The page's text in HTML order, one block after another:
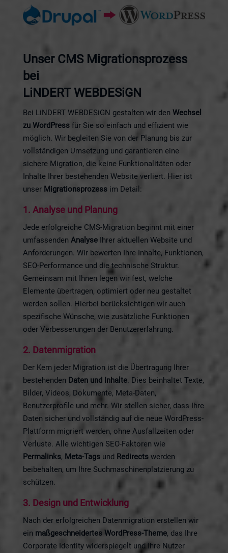
Unser CMS Migrationsprozess
bei
LiNDERT WEBDESiGN
Bei LiNDERT WEBDESiGN gestalten wir den Wechsel
zu WordPressfür Sie so einfach und effizient wie
möglich. Wir begleiten Sie von der Planung bis zur
vollständigen Umsetzung und garantieren eine
sichere Migration, die keine Funktionalitäten oder
Inhalte Ihrer bestehenden Website verliert. Hier ist
unser Migrationsprozessim Detail:
1. Analyse und Planung
Jede erfolgreiche CMS-Migration beginnt mit einer
umfassenden AnalyseIhrer aktuellen Website und
Anforderungen. Wir bewerten Ihre Inhalte, Funktionen,
SEO-Performance und die technische Struktur.
Gemeinsam mit Ihnen legen wir fest, welche
Elemente übertragen, optimiert oder neu gestaltet
werden sollen. Hierbei berücksichtigen wir auch
spezifische Wünsche, wie zusätzliche Funktionen
oder Verbesserungen der Benutzererfahrung.
2. Datenmigration
Der Kern jeder Migration ist die Übertragung Ihrer
bestehenden Daten und Inhalte. Dies beinhaltet Texte,
Bilder, Videos, Dokumente, Meta-Daten,
Benutzerprofile und mehr. Wir stellen sicher, dass Ihre
Daten sicher und vollständig auf die neue WordPress-
Plattform migriert werden, ohne Ausfallzeiten oder
Verluste. Alle wichtigen SEO-Faktoren wie
Permalinks, Meta-Tagsund Redirectswerden
beibehalten, um Ihre Suchmaschinenplatzierung zu
schützen.
3. Design und Entwicklung
Nach der erfolgreichen Datenmigration erstellen wir
ein maßgeschneidertes WordPress-Theme, das Ihre
Corporate Identity widerspiegelt und Ihre Nutzer